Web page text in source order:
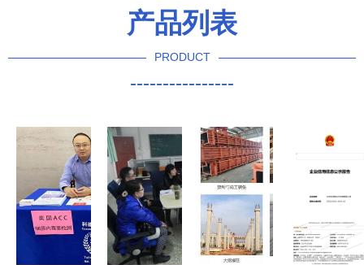
产品列表
PRODUCT
----------------